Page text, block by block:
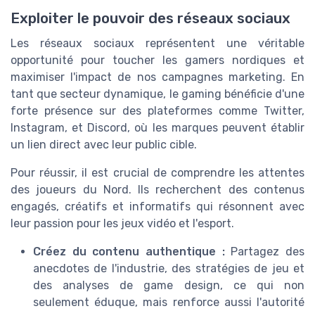
Exploiter le pouvoir des réseaux sociaux
Les réseaux sociaux représentent une véritable
opportunité pour toucher les gamers nordiques et
maximiser l'impact de nos campagnes marketing. En
tant que secteur dynamique, le gaming bénéficie d'une
forte présence sur des plateformes comme Twitter,
Instagram, et Discord, où les marques peuvent établir
un lien direct avec leur public cible.
Pour réussir, il est crucial de comprendre les attentes
des joueurs du Nord. Ils recherchent des contenus
engagés, créatifs et informatifs qui résonnent avec
leur passion pour les jeux vidéo et l'esport.
Créez du contenu authentique :Partagez des
anecdotes de l'industrie, des stratégies de jeu et
des analyses de game design, ce qui non
seulement éduque, mais renforce aussi l'autorité